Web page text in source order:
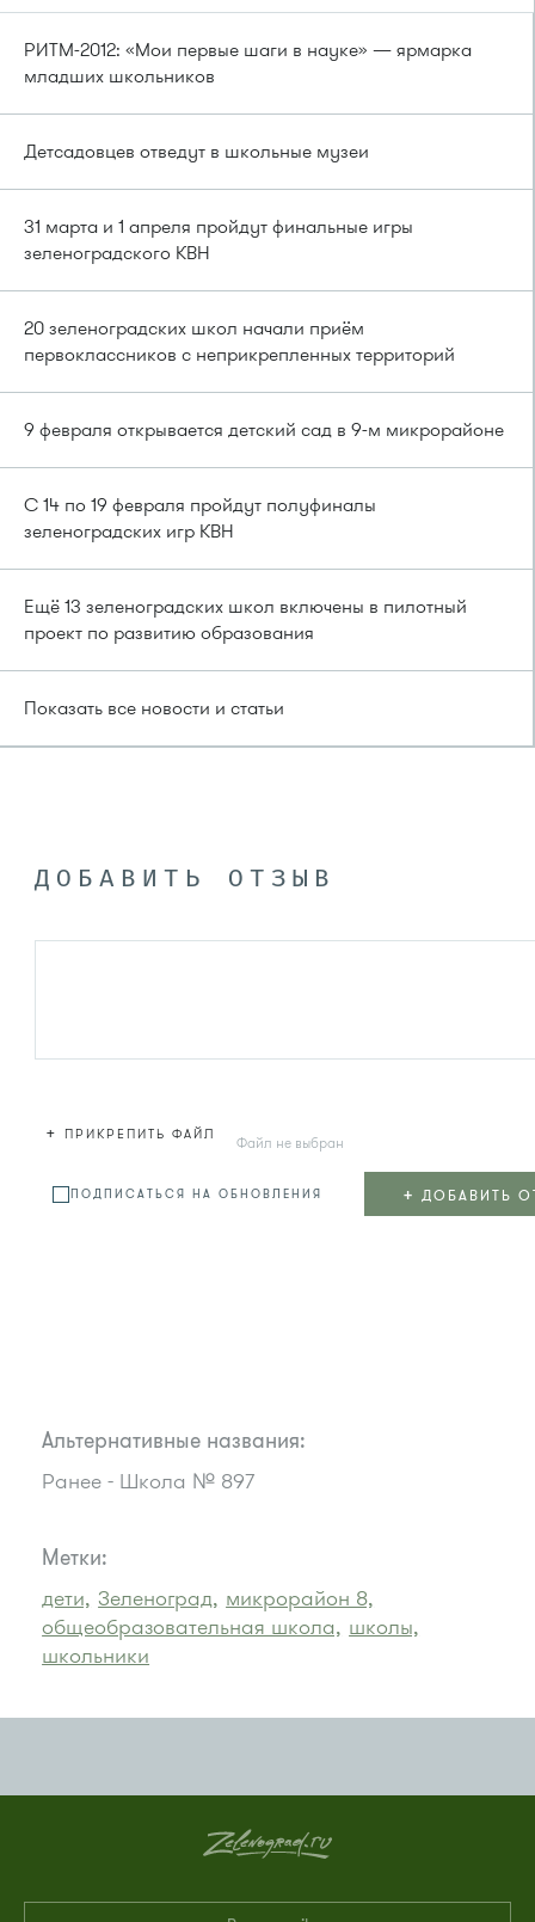
РИТМ-2012: «Мои первые шаги в науке» — ярмарка
младших школьников
Детсадовцев отведут в школьные музеи
31 марта и 1 апреля пройдут финальные игры
зеленоградского КВН
20 зеленоградских школ начали приём
первоклассников с неприкрепленных территорий
9 февраля открывается детский сад в 9-м микрорайоне
С 14 по 19 февраля пройдут полуфиналы
зеленоградских игр КВН
Ещё 13 зеленоградских школ включены в пилотный
проект по развитию образования
Показать все новости и статьи
ДОБАВИТЬ ОТЗЫВ
+ ПРИКРЕПИТЬ ФАЙЛ Файл не выбран
ПОДПИСАТЬСЯ НА ОБНОВЛЕНИЯ + ДОБАВИТЬ
Альтернативные названия:
Ранее - Школа № 897
Метки:
дети, Зеленоград, микрорайон 8,
общеобразовательная школа, школы,
школьники